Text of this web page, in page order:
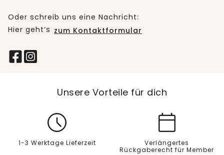
Oder schreib uns eine Nachricht:
Hier geht’s zum Kontaktformular
Unsere Vorteile für dich
1-3 Werktage Lieferzeit
Verlängertes
Rückgaberecht für Member